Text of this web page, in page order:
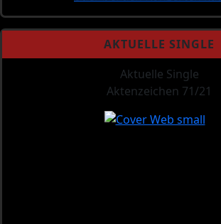
AKTUELLE SINGLE
Aktuelle Single
Aktenzeichen 71/21